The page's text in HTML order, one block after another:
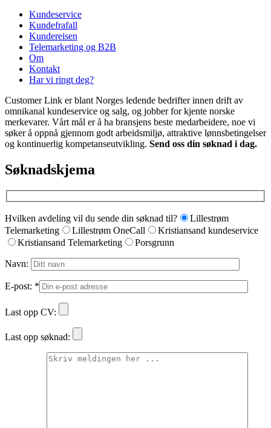
Kundeservice
Kundefrafall
Kundereisen
Telemarketing og B2B
Om
Kontakt
Har vi ringt deg?
Customer Link er blant Norges ledende bedrifter innen drift av
omnikanal kundeservice og salg, og jobber for kjente norske
merkevarer. Vårt mål er å ha bransjens beste medarbeidere, noe vi
søker å oppnå gjennom godt arbeidsmiljø, attraktive lønnsbetingelser
og kontinuerlig kompetanseutvikling. Send oss din søknad i dag.
Søknadskjema
Hvilken avdeling vil du sende din søknad til?
Lillestrøm
Telemarketing
Lillestrøm OneCall
Kristiansand kundeservice
Kristiansand Telemarketing
Porsgrunn
Navn:
E-post: *
Last opp CV:
Last opp søknad: